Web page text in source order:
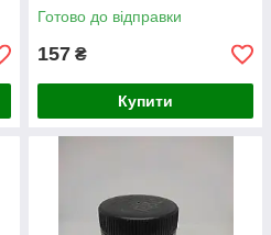
Готово до відправки
157 ₴
Купити